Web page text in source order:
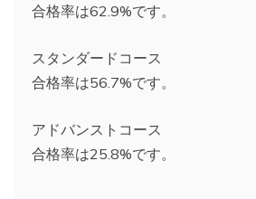
合格率は62.9%です。
スタンダードコース
合格率は56.7%です。
アドバンストコース
合格率は25.8%です。